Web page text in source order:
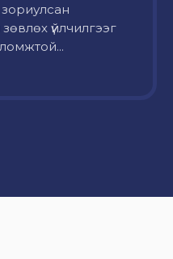
зориулсан
үйлчилгээг